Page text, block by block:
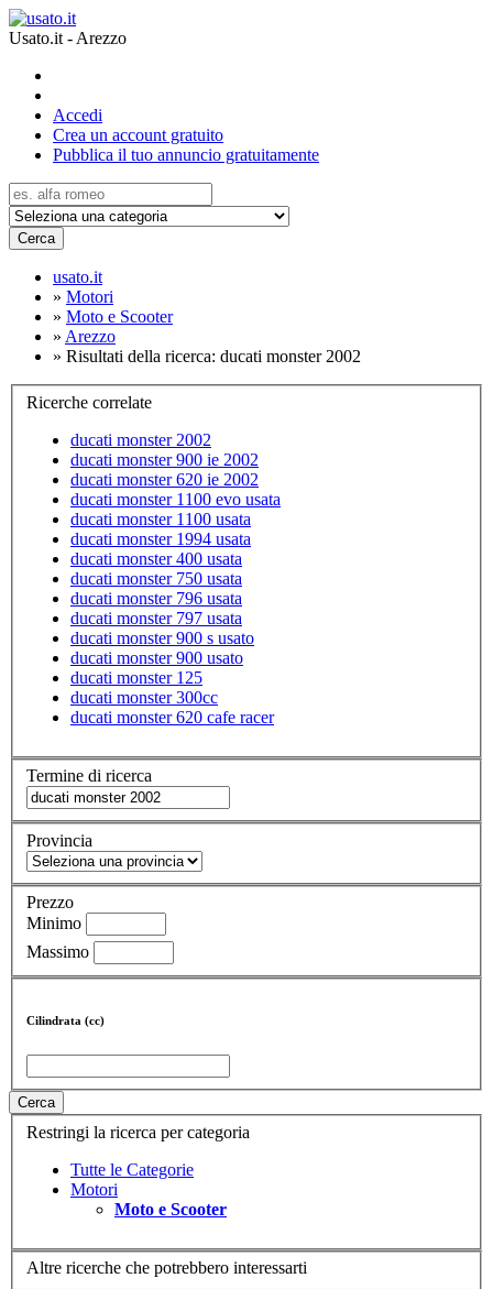
Usato.it - Arezzo
Accedi
Crea un account gratuito
Pubblica il tuo annuncio gratuitamente
Cerca
usato.it
» Motori
» Moto e Scooter
» Arezzo
» Risultati della ricerca: ducati monster 2002
Ricerche correlate
ducati monster 2002
ducati monster 900 ie 2002
ducati monster 620 ie 2002
ducati monster 1100 evo usata
ducati monster 1100 usata
ducati monster 1994 usata
ducati monster 400 usata
ducati monster 750 usata
ducati monster 796 usata
ducati monster 797 usata
ducati monster 900 s usato
ducati monster 900 usato
ducati monster 125
ducati monster 300cc
ducati monster 620 cafe racer
Termine di ricerca
Provincia
Prezzo
Minimo
Massimo
Cilindrata (cc)
Cerca
Restringi la ricerca per categoria
Tutte le Categorie
Motori
Moto e Scooter
Altre ricerche che potrebbero interessarti